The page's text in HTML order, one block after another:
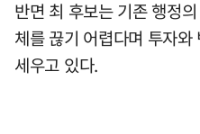
반면 최 후보는 기존 행정
체를 끊기 어렵다며 투자
세우고 있다.